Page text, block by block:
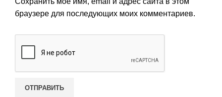
браузере для последующих моих комментариев.